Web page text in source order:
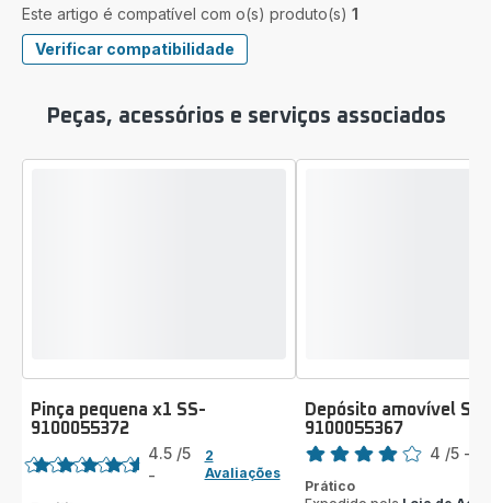
Este artigo é compatível com o(s) produto(s) 1
Verificar compatibilidade
Peças, acessórios e serviços associados
Pinça pequena x1 SS-
9100055372
Classificação
4.5 /5
-
2
Avaliações
Depósito amovível SS-
9100055367
Classificação
de
4 /5 -
Prático